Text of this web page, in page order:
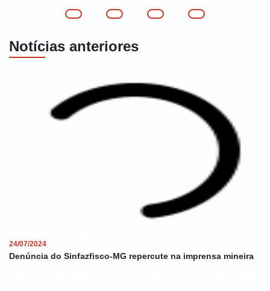
Notícias anteriores
24/07/2024
Denúncia do Sinfazfisco-MG repercute na imprensa mineira